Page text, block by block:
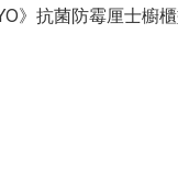
》抗菌防霉厘士櫥櫃